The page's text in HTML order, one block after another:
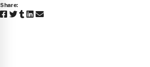
Share: